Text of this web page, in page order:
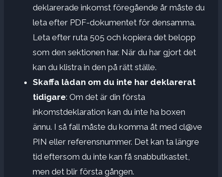
deklarerade inkomst föregående år måste du
leta efter PDF-dokumentet för densamma.
Leta efter ruta 505 och kopiera det belopp
som den sektionen har. När du har gjort det
kan du klistra in den på rätt ställe.
Skaffa lådan om du inte har deklarerat
tidigare: Om det är din första
inkomstdeklaration kan du inte ha boxen
ännu. I så fall måste du komma åt med cl@ve
PIN eller referensnummer. Det kan ta längre
tid eftersom du inte kan få snabbutkastet,
men det blir första gången.